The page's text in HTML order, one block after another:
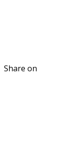
Share on